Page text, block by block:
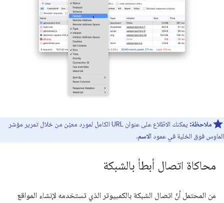
ملاحظة:
يمكنك الاطّلاع على عنوان URL الكامل لمورد معيّن من خلال تمرير مؤشر
الماوس فوق الخلية في عمود الاسم.
محاكاة اتصال أبطأ بالشبكة
من المحتمل أنّ اتصال الشبكة بالكمبيوتر الذي تستخدمه لإنشاء المواقع